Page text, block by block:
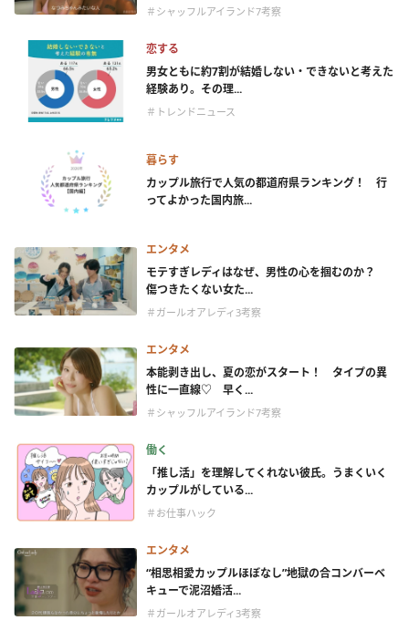
＃シャッフルアイランド7考察
恋する
男女ともに約7割が結婚しない・できないと考えた
経験あり。その理...
＃トレンドニュース
暮らす
カップル旅行で人気の都道府県ランキング！ 行
ってよかった国内旅...
エンタメ
モテすぎレディはなぜ、男性の心を掴むのか？
傷つきたくない女た...
＃ガールオアレディ3考察
エンタメ
本能剥き出し、夏の恋がスタート！ タイプの異
性に一直線♡ 早く...
＃シャッフルアイランド7考察
働く
「推し活」を理解してくれない彼氏。うまくいく
カップルがしている...
＃お仕事ハック
エンタメ
“相思相愛カップルほぼなし”地獄の合コンバーベ
キューで泥沼婚活...
＃ガールオアレディ3考察